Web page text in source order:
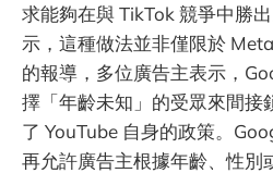
求能夠在與 TikTok 競爭中勝
示，這種做法並非僅限於
的報導，多位廣告主表示，
擇「年齡未知」的受眾來間接
了 YouTube 自身的政策。
再允許廣告主根據年齡、性別